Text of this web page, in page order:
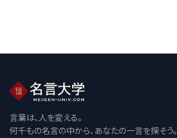
言葉は、人を変える。
何千もの名言の中から、あなたの一言を探そう。